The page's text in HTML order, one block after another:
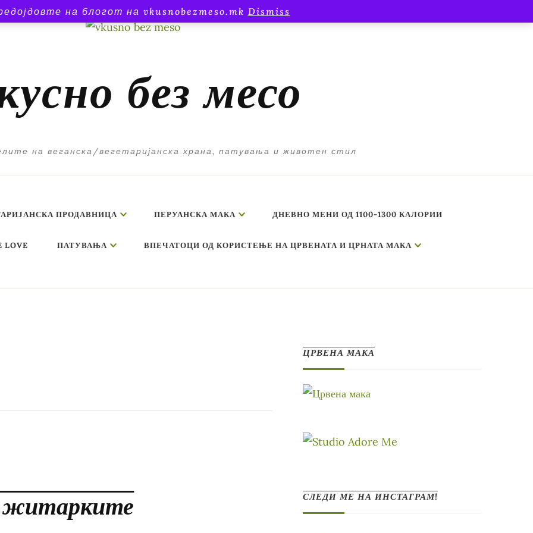
на блогот на vkusnobezmeso.mk Dismiss
без месо
на веганска/вегетаријанска храна, патувања и животен стил
ПРОДАВНИЦА ПЕРУАНСКА МАКА ДНЕВНО МЕНИ ОД 1100-1300 КАЛОРИИ
LOVE ПАТУВАЊА ВПЕЧАТОЦИ ОД КОРИСТЕЊЕ НА ЦРВЕНАТА И ЦРНАТА МАКА
житарките
ЦРВЕНА МАКА
СЛЕДИ МЕ НА ИНСТАГРАМ!